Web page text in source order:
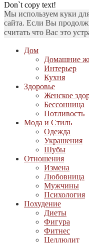
Don`t copy text!
Мы используем куки
сайта. Если Вы
считать что Вас это
Дом
Домашние
Интерьер
Кухня
Здоровье
Женское
Бессонница
Потливость
Мода и Стиль
Одежда
Украшения
Шубы
Отношения
Измена
Любовница
Мужчины
Психология
Похудение
Диеты
Фигура
Фитнес
Целлюлит